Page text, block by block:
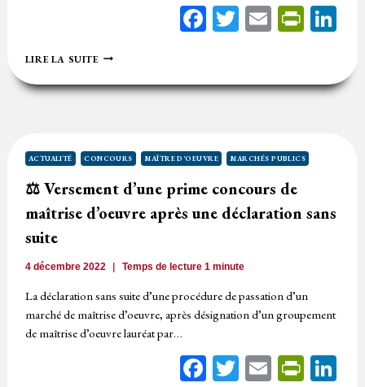
Facebook
Twitter
Email
LIRE LA SUITEIRRECEVABILITÉ
OFFRE
DÉPASSANT
PRÉVISIONNEL
PAR
RÈGLEMENT
ACTUALITÉ CONCOURS MAÎTRE D'OEUVRE MARCHÉS PUBLICS
⚖️ Versement d’une prime concours de
maîtrise d’oeuvre après une déclaration sans
suite
4 décembre 2022 Temps de lecture1 minute
La déclaration sans suite d’une procédure de passation d’un
marché de maîtrise d’oeuvre, après désignation d’un groupement
de maîtrise d’oeuvre lauréat par…
Facebook
Twitter
Email